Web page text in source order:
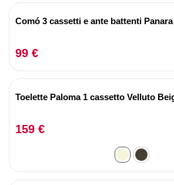
Comó 3 cassetti e ante battenti
99 €
Toelette Paloma 1 cassetto Velluto
159 €